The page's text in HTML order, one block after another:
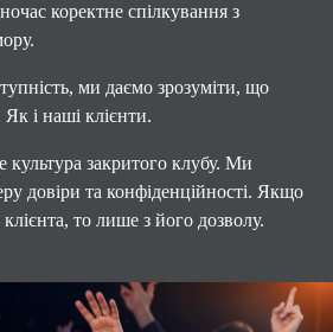
коректне спілкування з
ми даємо зрозуміти, що
Як і наші клієнти.
закритого клубу. Ми
довіри та конфіденційності. Якщо
клієнта, то лише з його дозволу.